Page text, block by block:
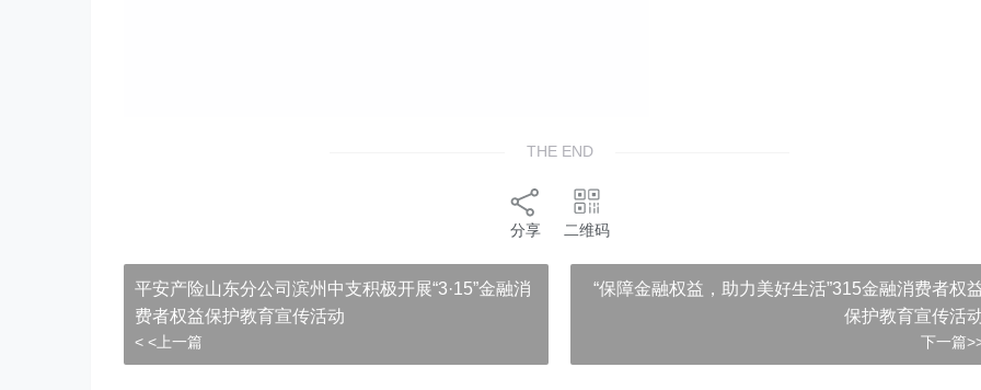
THE END
分享 二维码
平安产险山东分公司滨州中支积极开展“3·15”金融消
费者权益保护教育宣传活动
< <上一篇
“保障金融权益，助力美好生活”315金融消费者权
保护教育宣传活
下一篇